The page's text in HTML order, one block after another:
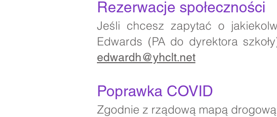
Rezerwacje społeczności
Jeśli chcesz zapytać o
Edwards (PA do dyrektora
edwardh@yhclt.net
Poprawka COVID
Zgodnie z rządową mapą